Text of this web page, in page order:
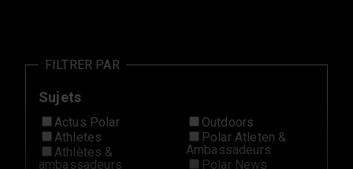
FILTRER PAR
Sujets
Actus Polar
Athletes
Athlètes &
ambassadeurs
Outdoors
Polar Atleten &
Ambassadeurs
Polar News